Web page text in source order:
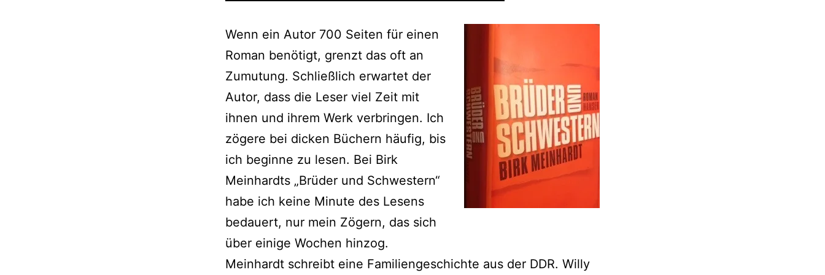
Wenn ein Autor 700 Seiten für einen
Roman benötigt, grenzt das oft an
Zumutung. Schließlich erwartet der
Autor, dass die Leser viel Zeit mit
ihnen und ihrem Werk verbringen. Ich
zögere bei dicken Büchern häufig, bis
ich beginne zu lesen. Bei Birk
Meinhardts „Brüder und Schwestern“
habe ich keine Minute des Lesens
bedauert, nur mein Zögern, das sich
über einige Wochen hinzog.
Meinhardt schreibt eine Familiengeschichte aus der DDR. Willy